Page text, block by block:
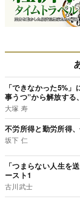
「できなかった5%
事うつ”から解放する
大塚 寿
不労所得と勤労所得
坂下 仁
「つまらない人生を
ースト1
古川武士